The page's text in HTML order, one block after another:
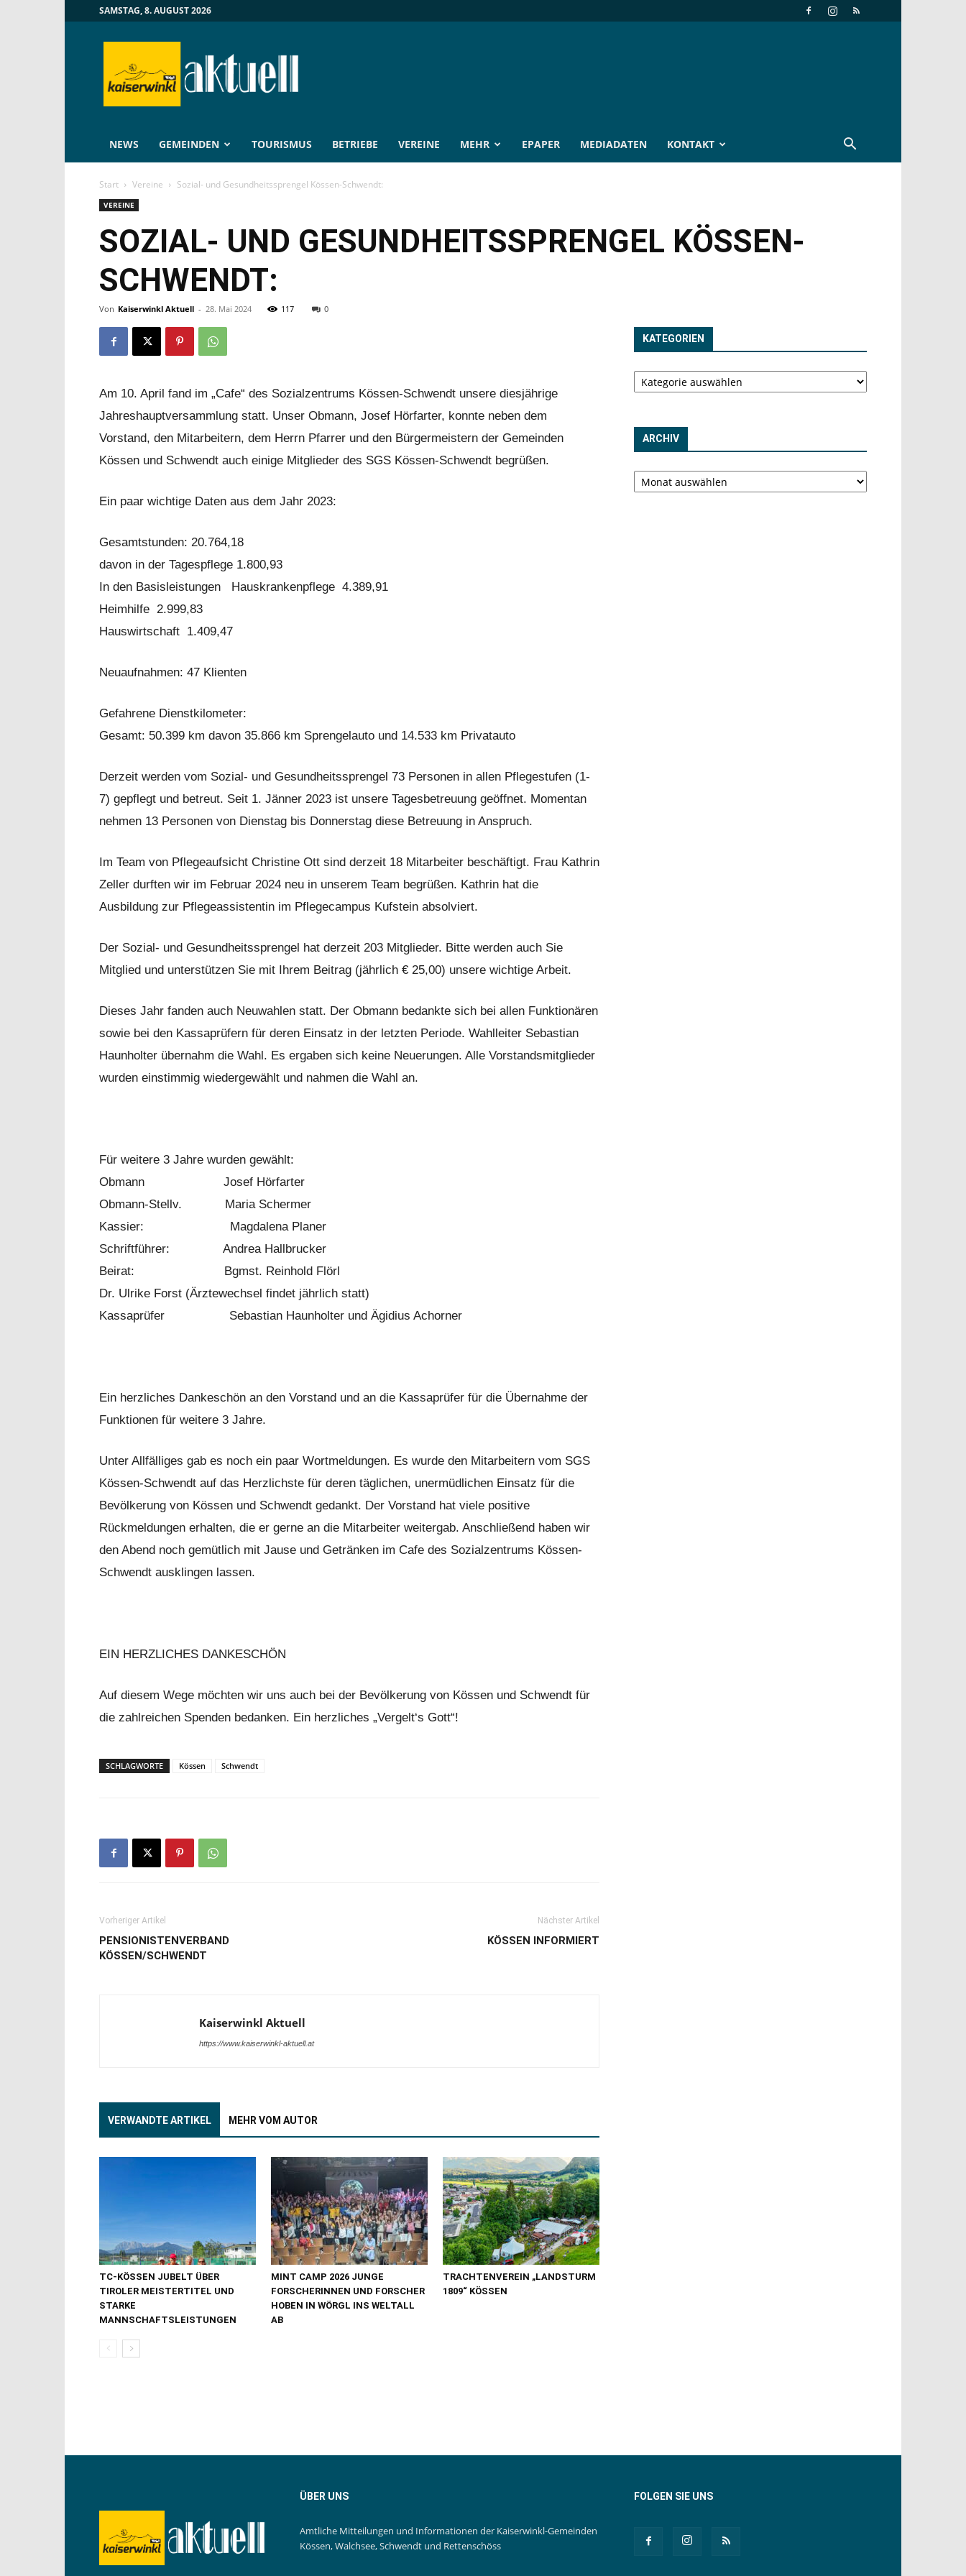
SAMSTAG, 8. AUGUST 2026
Aktuell
NEWS GEMEINDEN TOURISMUS BETRIEBE VEREINE MEHR EPAPER MEDIADATEN KONTAKT
Start Vereine Sozial- und Gesundheitssprengel Kössen-Schwendt:
VEREINE
SOZIAL- UND GESUNDHEITSSPRENGEL KÖSSEN-
SCHWENDT:
Von Kaiserwinkl Aktuell - 28. Mai 2024 117 0
Am 10. April fand im „Cafe“ des Sozialzentrums Kössen-Schwendt unsere diesjährige
Jahreshauptversammlung statt. Unser Obmann, Josef Hörfarter, konnte neben dem
Vorstand, den Mitarbeitern, dem Herrn Pfarrer und den Bürgermeistern der Gemeinden
Kössen und Schwendt auch einige Mitglieder des SGS Kössen-Schwendt begrüßen.
Ein paar wichtige Daten aus dem Jahr 2023:
Gesamtstunden: 20.764,18
davon in der Tagespflege 1.800,93
In den Basisleistungen Hauskrankenpflege 4.389,91
Heimhilfe 2.999,83
Hauswirtschaft 1.409,47
Neuaufnahmen: 47 Klienten
Gefahrene Dienstkilometer:
Gesamt: 50.399 km davon 35.866 km Sprengelauto und 14.533 km Privatauto
Derzeit werden vom Sozial- und Gesundheitssprengel 73 Personen in allen Pflegestufen (1-
7) gepflegt und betreut. Seit 1. Jänner 2023 ist unsere Tagesbetreuung geöffnet. Momentan
nehmen 13 Personen von Dienstag bis Donnerstag diese Betreuung in Anspruch.
Im Team von Pflegeaufsicht Christine Ott sind derzeit 18 Mitarbeiter beschäftigt. Frau Kathrin
Zeller durften wir im Februar 2024 neu in unserem Team begrüßen. Kathrin hat die
Ausbildung zur Pflegeassistentin im Pflegecampus Kufstein absolviert.
Der Sozial- und Gesundheitssprengel hat derzeit 203 Mitglieder. Bitte werden auch Sie
Mitglied und unterstützen Sie mit Ihrem Beitrag (jährlich € 25,00) unsere wichtige Arbeit.
Dieses Jahr fanden auch Neuwahlen statt. Der Obmann bedankte sich bei allen Funktionären
sowie bei den Kassaprüfern für deren Einsatz in der letzten Periode. Wahlleiter Sebastian
Haunholter übernahm die Wahl. Es ergaben sich keine Neuerungen. Alle Vorstandsmitglieder
wurden einstimmig wiedergewählt und nahmen die Wahl an.
Für weitere 3 Jahre wurden gewählt:
Obmann Josef Hörfarter
Obmann-Stellv. Maria Schermer
Kassier: Magdalena Planer
Schriftführer: Andrea Hallbrucker
Beirat: Bgmst. Reinhold Flörl
Dr. Ulrike Forst (Ärztewechsel findet jährlich statt)
Kassaprüfer Sebastian Haunholter und Ägidius Achorner
Ein herzliches Dankeschön an den Vorstand und an die Kassaprüfer für die Übernahme der
Funktionen für weitere 3 Jahre.
Unter Allfälliges gab es noch ein paar Wortmeldungen. Es wurde den Mitarbeitern vom SGS
Kössen-Schwendt auf das Herzlichste für deren täglichen, unermüdlichen Einsatz für die
Bevölkerung von Kössen und Schwendt gedankt. Der Vorstand hat viele positive
Rückmeldungen erhalten, die er gerne an die Mitarbeiter weitergab. Anschließend haben wir
den Abend noch gemütlich mit Jause und Getränken im Cafe des Sozialzentrums Kössen-
Schwendt ausklingen lassen.
EIN HERZLICHES DANKESCHÖN
Auf diesem Wege möchten wir uns auch bei der Bevölkerung von Kössen und Schwendt für
die zahlreichen Spenden bedanken. Ein herzliches „Vergelt‘s Gott“!
SCHLAGWORTE Kössen Schwendt
Vorheriger Artikel
PENSIONISTENVERBAND
KÖSSEN/SCHWENDT
Nächster Artikel
KÖSSEN INFORMIERT
Kaiserwinkl Aktuell
https://www.kaiserwinkl-aktuell.at
VERWANDTE ARTIKEL MEHR VOM AUTOR
TC-KÖSSEN JUBELT ÜBER
TIROLER MEISTERTITEL UND
STARKE
MANNSCHAFTSLEISTUNGEN
MINT CAMP 2026 JUNGE
FORSCHERINNEN UND FORSCHER
HOBEN IN WÖRGL INS WELTALL
AB
TRACHTENVEREIN „LANDSTURM
1809“ KÖSSEN
KATEGORIEN
Kategorien
ARCHIV
Archiv
ÜBER UNS
Amtliche Mitteilungen und Informationen der Kaiserwinkl-Gemeinden
Kössen, Walchsee, Schwendt und Rettenschöss
FOLGEN SIE UNS